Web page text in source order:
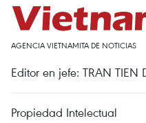
AGENCIA VIETNAMITA DE NOTICIAS
Editor en jefe: TRAN TIEN
Propiedad Intelectual